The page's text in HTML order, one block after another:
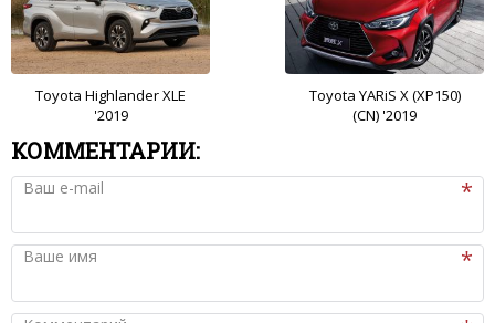
Toyota Highlander XLE
'2019
Toyota YARiS X (XP150)
(CN) '2019
КОММЕНТАРИИ:
Ваш e-mail
Ваше имя